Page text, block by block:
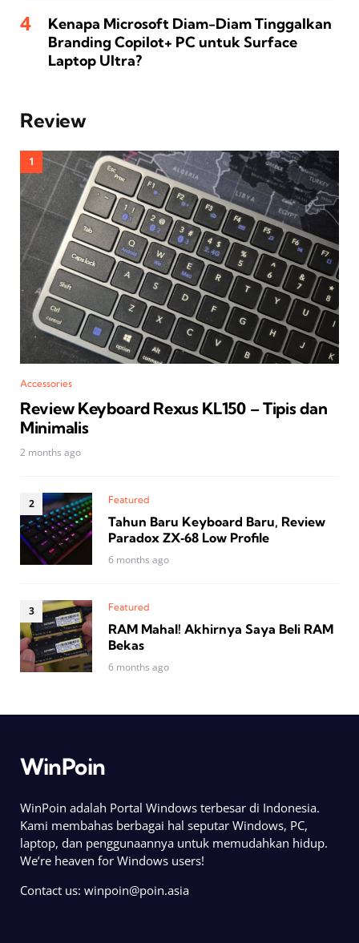
Kenapa Microsoft Diam-Diam Tinggalkan
Branding Copilot+ PC untuk Surface
Laptop Ultra?
Review
Accessories
Review Keyboard Rexus KL150 – Tipis dan
Minimalis
2 months ago
Featured
Tahun Baru Keyboard Baru, Review
Paradox ZX‑68 Low Profile
6 months ago
Featured
RAM Mahal! Akhirnya Saya Beli RAM
Bekas
6 months ago
WinPoin
WinPoin adalah Portal Windows terbesar di Indonesia.
Kami membahas berbagai hal seputar Windows, PC,
laptop, dan penggunaannya untuk memudahkan hidup.
We’re heaven for Windows users!
Contact us: winpoin@poin.asia